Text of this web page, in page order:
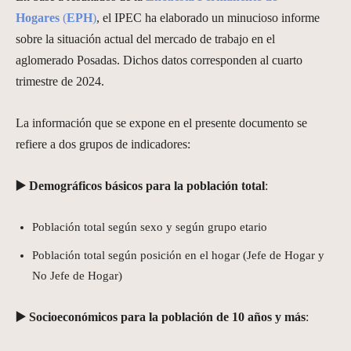
Hogares (EPH), el IPEC ha elaborado un minucioso informe
sobre la situación actual del mercado de trabajo en el
aglomerado Posadas. Dichos datos corresponden al cuarto
trimestre de 2024.
La información que se expone en el presente documento se
refiere a dos grupos de indicadores:
▶️ Demográficos básicos para la población total:
Población total según sexo y según grupo etario
Población total según posición en el hogar (Jefe de Hogar y
No Jefe de Hogar)
▶️ Socioeconómicos para la población de 10 años y más: